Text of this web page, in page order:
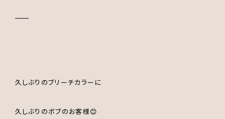
久しぶりのブリーチカラーに
久しぶりのボブのお客様😊